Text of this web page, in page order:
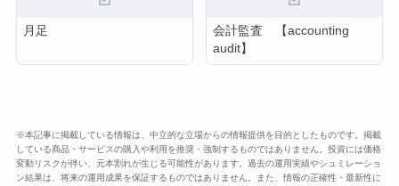
月足
会計監査 【accounting
audit】
※本記事に掲載している情報は、中立的な立場からの情報提供を目的としたものです。掲載
している商品・サービスの購入や利用を推奨・強制するものではありません。投資には価格
変動リスクが伴い、元本割れが生じる可能性があります。過去の運用実績やシュミレーショ
ン結果は、将来の運用成果を保証するものではありません。また、情報の正確性・最新性に